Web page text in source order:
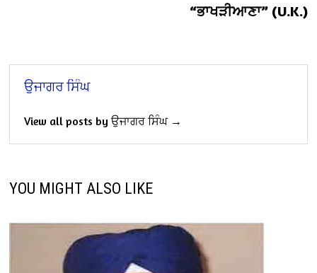
“ਭਾਖੜੀਆਣਾ” (U.K.)
ਉਜਾਗਰ ਸਿੰਘ
View all posts by ਉਜਾਗਰ ਸਿੰਘ →
YOU MIGHT ALSO LIKE